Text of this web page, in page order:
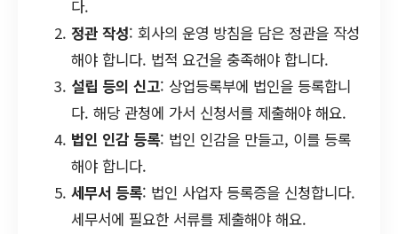
다.
정관 작성: 회사의 운영 방침을 담은 정관을 작성
해야 합니다. 법적 요건을 충족해야 합니다.
설립 등의 신고: 상업등록부에 법인을 등록합니
다. 해당 관청에 가서 신청서를 제출해야 해요.
법인 인감 등록: 법인 인감을 만들고, 이를 등록
해야 합니다.
세무서 등록: 법인 사업자 등록증을 신청합니다.
세무서에 필요한 서류를 제출해야 해요.